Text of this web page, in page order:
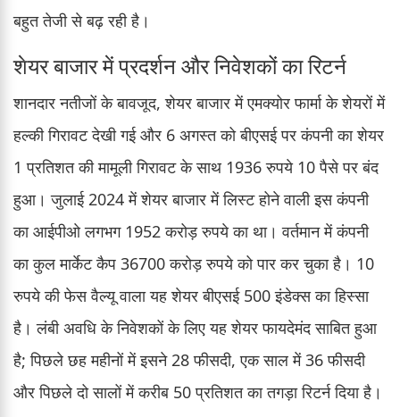
बहुत तेजी से बढ़ रही है।
शेयर बाजार में प्रदर्शन और निवेशकों का रिटर्न
शानदार नतीजों के बावजूद, शेयर बाजार में एमक्योर फार्मा के शेयरों में
हल्की गिरावट देखी गई और 6 अगस्त को बीएसई पर कंपनी का शेयर
1 प्रतिशत की मामूली गिरावट के साथ 1936 रुपये 10 पैसे पर बंद
हुआ। जुलाई 2024 में शेयर बाजार में लिस्ट होने वाली इस कंपनी
का आईपीओ लगभग 1952 करोड़ रुपये का था। वर्तमान में कंपनी
का कुल मार्केट कैप 36700 करोड़ रुपये को पार कर चुका है। 10
रुपये की फेस वैल्यू वाला यह शेयर बीएसई 500 इंडेक्स का हिस्सा
है। लंबी अवधि के निवेशकों के लिए यह शेयर फायदेमंद साबित हुआ
है; पिछले छह महीनों में इसने 28 फीसदी, एक साल में 36 फीसदी
और पिछले दो सालों में करीब 50 प्रतिशत का तगड़ा रिटर्न दिया है।